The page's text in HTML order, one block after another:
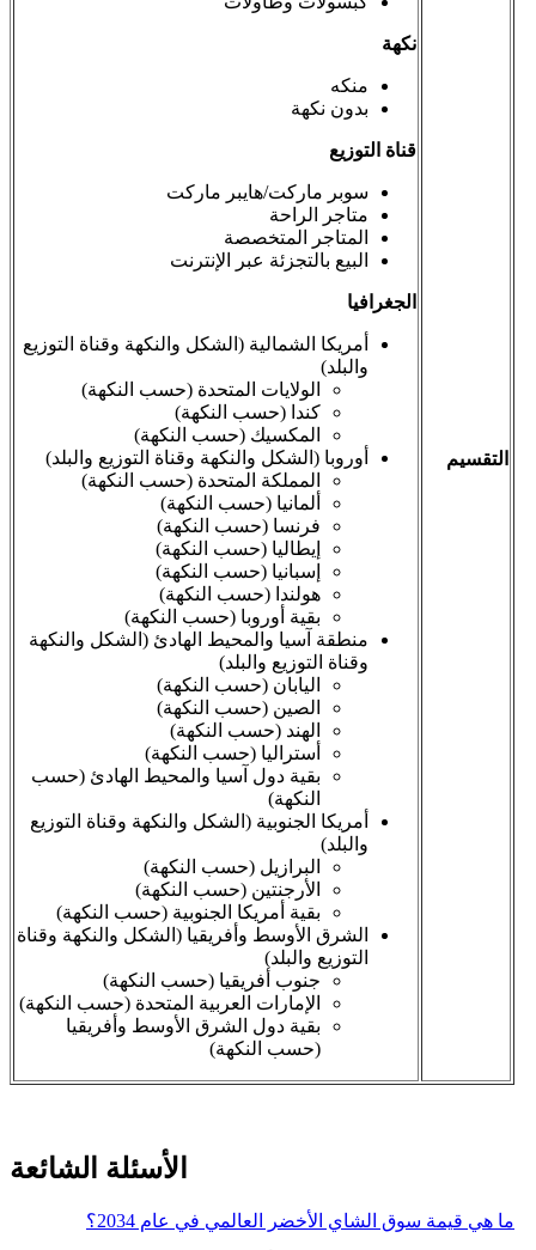
التقسيم
نكهة
منكه
بدون نكهة
قناة التوزيع
سوبر ماركت/هايبر ماركت
متاجر الراحة
المتاجر المتخصصة
البيع بالتجزئة عبر الإنترنت
الجغرافيا
أمريكا الشمالية (الشكل والنكهة وقناة التوزيع
والبلد)
الولايات المتحدة (حسب النكهة)
كندا (حسب النكهة)
المكسيك (حسب النكهة)
أوروبا (الشكل والنكهة وقناة التوزيع والبلد)
المملكة المتحدة (حسب النكهة)
ألمانيا (حسب النكهة)
فرنسا (حسب النكهة)
إيطاليا (حسب النكهة)
إسبانيا (حسب النكهة)
هولندا (حسب النكهة)
بقية أوروبا (حسب النكهة)
منطقة آسيا والمحيط الهادئ (الشكل والنكهة
وقناة التوزيع والبلد)
اليابان (حسب النكهة)
الصين (حسب النكهة)
الهند (حسب النكهة)
أستراليا (حسب النكهة)
بقية دول آسيا والمحيط الهادئ (حسب
النكهة)
أمريكا الجنوبية (الشكل والنكهة وقناة التوزيع
والبلد)
البرازيل (حسب النكهة)
الأرجنتين (حسب النكهة)
بقية أمريكا الجنوبية (حسب النكهة)
الشرق الأوسط وأفريقيا (الشكل والنكهة وقناة
التوزيع والبلد)
جنوب أفريقيا (حسب النكهة)
الإمارات العربية المتحدة (حسب النكهة)
بقية دول الشرق الأوسط وأفريقيا
(حسب النكهة)
الأسئلة الشائعة
ما هي قيمة سوق الشاي الأخضر العالمي في عام 2034؟